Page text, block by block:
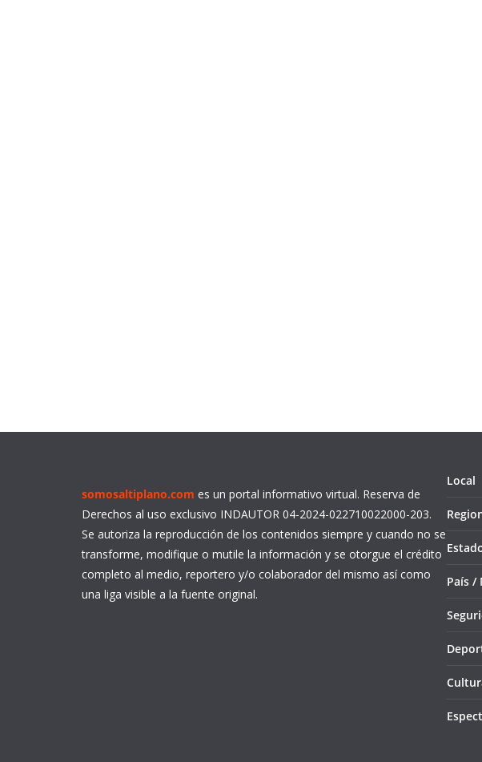
somosaltiplano.com es un portal informativo virtual. Reserva de
Derechos al uso exclusivo INDAUTOR 04-2024-022710022000-203.
Se autoriza la reproducción de los contenidos siempre y cuando no se
transforme, modifique o mutile la información y se otorgue el crédito
completo al medio, reportero y/o colaborador del mismo así como
una liga visible a la fuente original.
Local
País /